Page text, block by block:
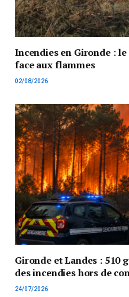
Incendies en Gironde :
face aux flammes
02/08/2026
Gironde et Landes : 510
des incendies hors de
24/07/2026